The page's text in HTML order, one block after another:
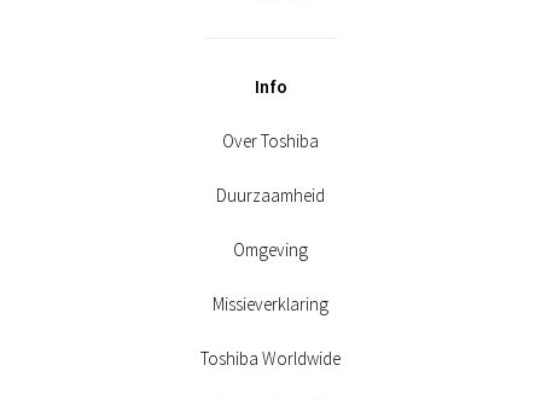
Info
Over Toshiba
Duurzaamheid
Omgeving
Missieverklaring
Toshiba Worldwide